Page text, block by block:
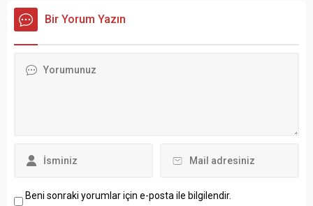
Bir Yorum Yazın
Beni sonraki yorumlar için e-posta ile bilgilendir.